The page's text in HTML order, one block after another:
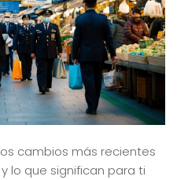
cambios más recientes
lo que significan para ti